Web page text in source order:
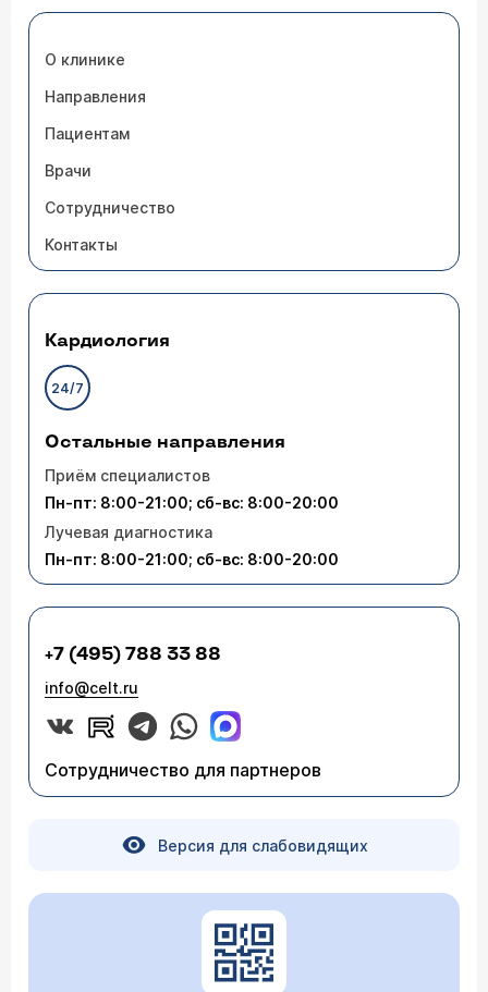
О клинике
Направления
Пациентам
Врачи
Сотрудничество
Контакты
Кардиология
24/7
Остальные направления
Приём специалистов
Пн-пт: 8:00-21:00; сб-вс: 8:00-20:00
Лучевая диагностика
Пн-пт: 8:00-21:00; сб-вс: 8:00-20:00
+7 (495) 788 33 88
info@celt.ru
Сотрудничество для партнеров
Версия для слабовидящих